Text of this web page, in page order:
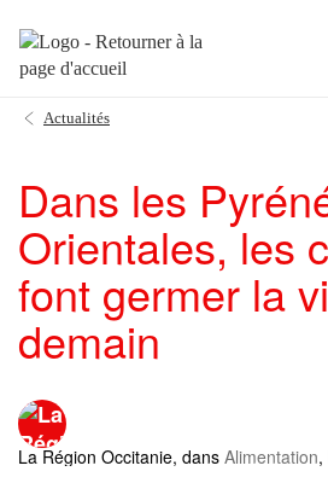
Actualités
Dans les
Orientales, les
font germer la
demain
La Région Occitanie, dans Alimentation,